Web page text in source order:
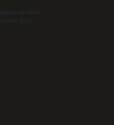
içerikleri,
ilgili